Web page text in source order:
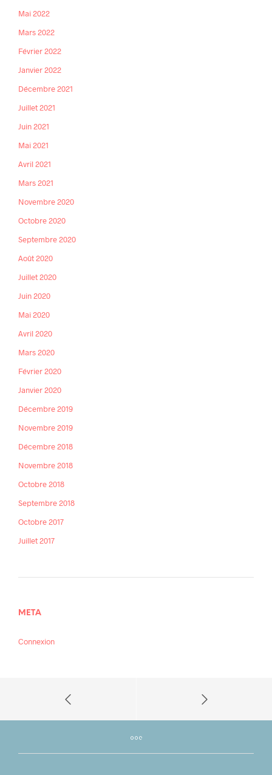
Mai 2022
Mars 2022
Février 2022
Janvier 2022
Décembre 2021
Juillet 2021
Juin 2021
Mai 2021
Avril 2021
Mars 2021
Novembre 2020
Octobre 2020
Septembre 2020
Août 2020
Juillet 2020
Juin 2020
Mai 2020
Avril 2020
Mars 2020
Février 2020
Janvier 2020
Décembre 2019
Novembre 2019
Décembre 2018
Novembre 2018
Octobre 2018
Septembre 2018
Octobre 2017
Juillet 2017
META
Connexion